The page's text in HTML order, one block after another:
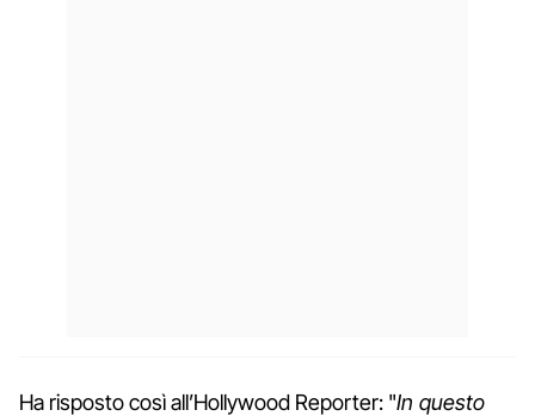
Ha risposto così all’Hollywood Reporter: "In questo